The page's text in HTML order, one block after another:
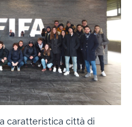
caratteristica città di